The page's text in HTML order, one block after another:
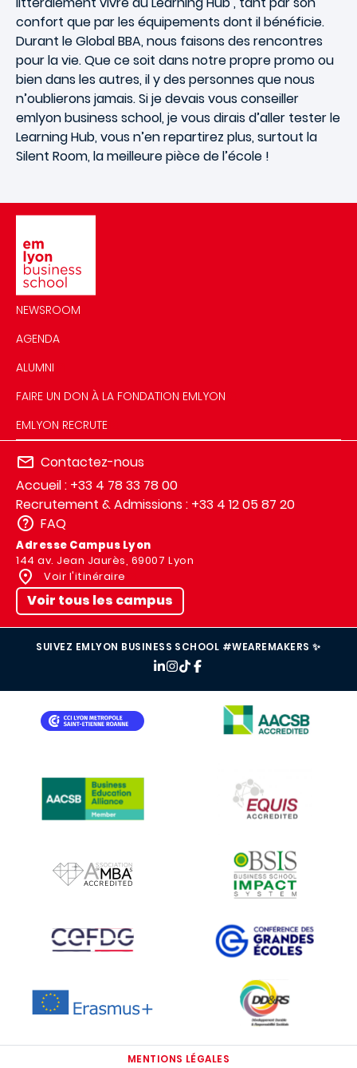
confort que par les équipements dont il bénéficie.
Durant le Global BBA, nous faisons des rencontres
pour la vie. Que ce soit dans notre propre promo ou
bien dans les autres, il y des personnes que nous
n’oublierons jamais. Si je devais vous conseiller
emlyon business school, je vous dirais d’aller tester le
Learning Hub, vous n’en repartirez plus, surtout la
Silent Room, la meilleure pièce de l’école !
NEWSROOM
AGENDA
ALUMNI
FAIRE UN DON À LA FONDATION EMLYON
EMLYON RECRUTE
Contactez-nous
Accueil : +33 4 78 33 78 00
Recrutement & Admissions : +33 4 12 05 87 20
FAQ
Adresse Campus Lyon
144 av. Jean Jaurès, 69007 Lyon
Voir l'itinéraire
Voir tous les campus
SUIVEZ EMLYON BUSINESS SCHOOL #WEAREMAKERS ✨
IMAGE
IMAGE
IMAGE
IMAGE
IMAGE IMAGE
MENTIONS LÉGALES